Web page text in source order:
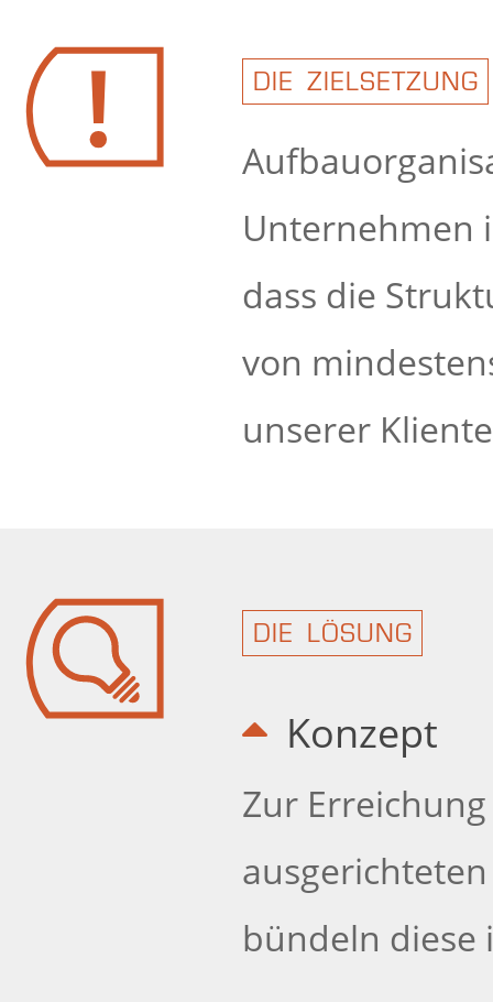
DIE ZIELSETZUNG
Unternehmen
dass die
von
unserer
DIE LÖSUNG
Konzept
Zur
bündeln diese